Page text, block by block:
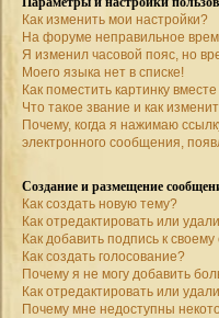
Как изменить мои настройки?
На форуме неправильное
Я изменил часовой пояс, но
Моего языка нет в списке!
Как поместить картинку
Что такое звание и как
Почему, когда я нажимаю
электронного сообщения,
Создание и размещение
Как создать новую тему?
Как отредактировать или
Как добавить подпись к
Как создать голосование?
Почему я не могу добавить
Как отредактировать или
Почему мне недоступны